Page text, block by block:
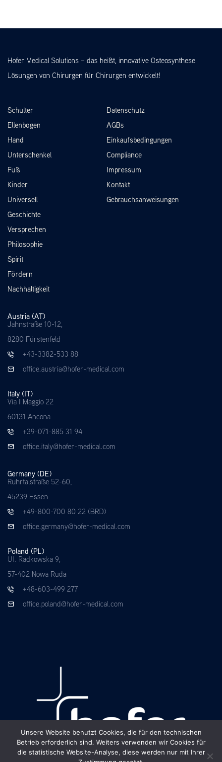
Hofer Medical Solutions – das heißt, innovative Osteosynthese
Lösungen von Chirurgen für Chirurgen entwickelt!
Schulter
Ellenbogen
Hand
Unterschenkel
Fuß
Kinder
Universell
Geschichte
Versprechen
Philosophie
Spirit
Fördern
Nachhaltigkeit
Datenschutz
AGBs
Einkaufsbedingungen
Compliance
Impressum
Kontakt
Gebrauchsanweisungen
Austria (AT)
Jahnstraße 10-12,
8280 Fürstenfeld
+43-3382-533 88
office.austria@hofer-medical.com
Italy (IT)
Via I Maggio 22
60131 Ancona
+39-071-885 31 94
office.italy@hofer-medical.com
Germany (DE)
Ruhrtalstraße 52-60,
45239 Essen
+49-800-700 80 22 (BRD)
office.germany@hofer-medical.com
Poland (PL)
UI. Radkowska 9,
57-402 Nowa Ruda
+48-603-499 277
office.poland@hofer-medical.com
Unsere Website benutzt Cookies, die für den technischen
Betrieb erforderlich sind. Weiters verwenden wir Cookies für
die statistische Website-Analyse, diese werden nur mit Ihrer